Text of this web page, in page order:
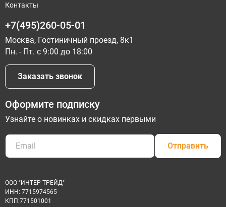
Контакты
+7(495)260-05-01
Москва, Гостиничный проезд, 8к1
Пн. - Пт. с 9:00 до 18:00
Заказать звонок
Оформите подписку
Узнайте о новинках и скидках первыми
Отправить
ООО "ИНТЕР ТРЕЙД"
ИНН: 7715974565
КПП:771501001